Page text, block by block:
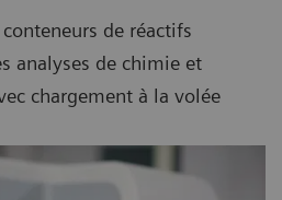
de réactifs
analyses de chimie et
chargement à la volée